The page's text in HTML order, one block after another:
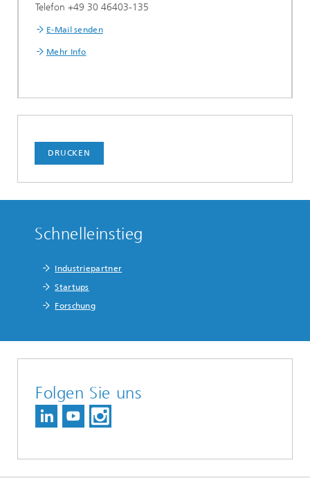
Telefon +49 30 46403-135
E-Mail senden
Mehr Info
DRUCKEN
Schnelleinstieg
Industriepartner
Startups
Forschung
Folgen Sie uns